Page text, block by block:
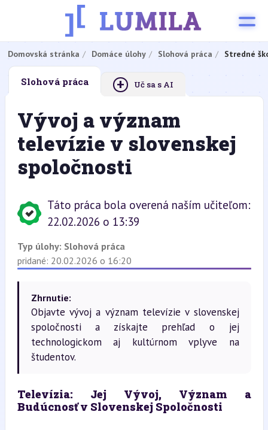
Domovská stránka Domáce úlohy Slohová práca Stredné
Slohová práca + Uč sa s AI
Vývoj a význam
televízie v slovenskej
spoločnosti
Táto práca bola overená naším učiteľom:
22.02.2026 o 13:39
Typ úlohy: Slohová práca
pridané: 20.02.2026 o 16:20
Zhrnutie:
Objavte vývoj a význam televízie v slovenskej
spoločnosti a získajte prehľad o jej
technologickom aj kultúrnom vplyve na
študentov.
Televízia: Jej Vývoj, Význam a
Budúcnosť v Slovenskej Spoločnosti